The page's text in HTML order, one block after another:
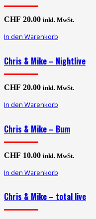
CHF 20.00 inkl. MwSt.
In den Warenkorb
Chris & Mike – Nightlive
CHF 20.00 inkl. MwSt.
In den Warenkorb
Chris & Mike – Bum
CHF 10.00 inkl. MwSt.
In den Warenkorb
Chris & Mike – total live